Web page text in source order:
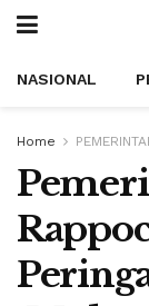
NASIONAL
Home